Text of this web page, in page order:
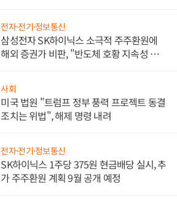
전자·전기·정보통신
삼성전자 SK하이닉스 소극적 주주환원에
해외 증권가 비판, "반도체 호황 지속성 의
사회
미국 법원 "트럼프 정부 풍력 프로젝트 동결
조치는 위법", 해제 명령 내려
전자·전기·정보통신
SK하이닉스 1주당 375원 현금배당 실시, 추
가 주주환원 계획 9월 공개 예정